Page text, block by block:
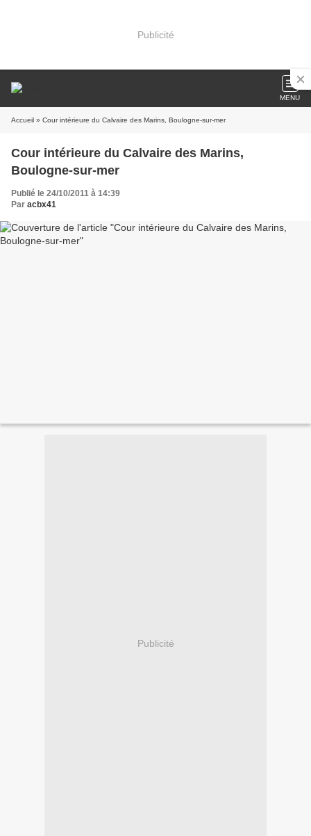
Publicité
MENU
Accueil » Cour intérieure du Calvaire des Marins, Boulogne-sur-mer
Cour intérieure du Calvaire des Marins,
Boulogne-sur-mer
Publié le 24/10/2011 à 14:39
Par acbx41
Publicité